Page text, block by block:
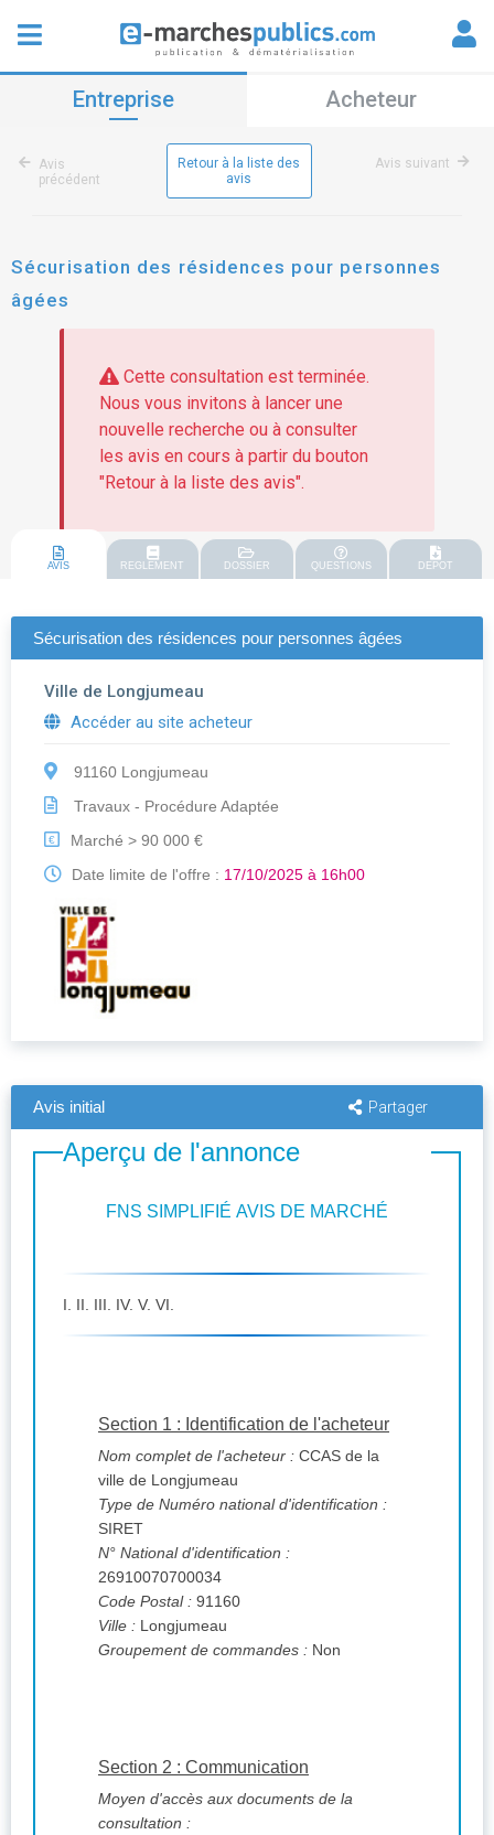
Entreprise Acheteur
Avis
précédent
Retour à la liste des
avis
Avis suivant
Sécurisation des résidences pour personnes
âgées
Cette consultation est terminée.
Nous vous invitons à lancer une
nouvelle recherche ou à consulter
les avis en cours à partir du bouton
"Retour à la liste des avis".
AVIS REGLEMENT DOSSIER QUESTIONS DEPOT
Sécurisation des résidences pour personnes âgées
Ville de Longjumeau
Accéder au site acheteur
91160 Longjumeau
Travaux - Procédure Adaptée
€
Marché > 90 000 €
Date limite de l'offre : 17/10/2025 à 16h00
Avis initial Partager
Aperçu de l'annonce
FNS SIMPLIFIÉ AVIS DE MARCHÉ
I. II. III. IV. V. VI.
Section 1 : Identification de l'acheteur
Nom complet de l'acheteur : CCAS de la
ville de Longjumeau
Type de Numéro national d'identification :
SIRET
N° National d'identification :
26910070700034
Code Postal : 91160
Ville : Longjumeau
Groupement de commandes : Non
Section 2 : Communication
Moyen d'accès aux documents de la
consultation :